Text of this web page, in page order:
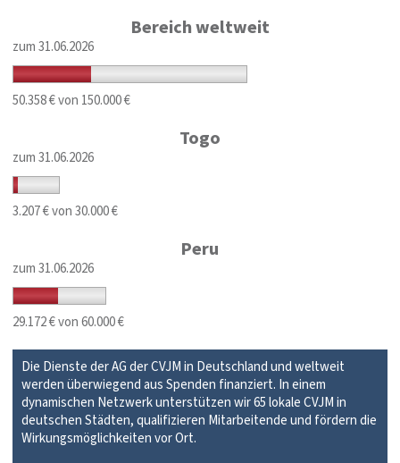
Bereich weltweit
zum 31.06.2026
50.358 € von 150.000 €
Togo
zum 31.06.2026
3.207 € von 30.000 €
Peru
zum 31.06.2026
29.172 € von 60.000 €
Die Dienste der AG der CVJM in Deutschland und weltweit
werden überwiegend aus Spenden finanziert. In einem
dynamischen Netzwerk unterstützen wir 65 lokale CVJM in
deutschen Städten, qualifizieren Mitarbeitende und fördern die
Wirkungsmöglichkeiten vor Ort.